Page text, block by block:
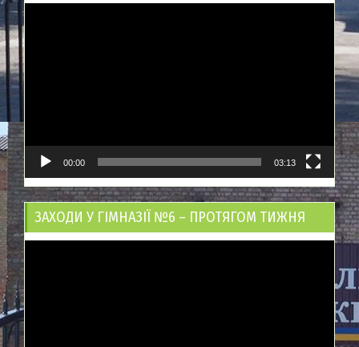
00:00 03:13
ЗАХОДИ У ГІМНАЗІЇ №6 – ПРОТЯГОМ ТИЖНЯ